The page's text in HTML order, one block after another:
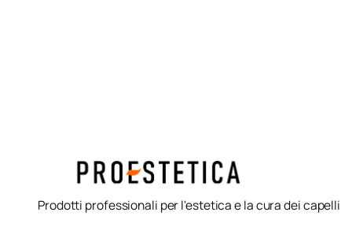
Prodotti professionali per l'estetica e la cura dei capelli